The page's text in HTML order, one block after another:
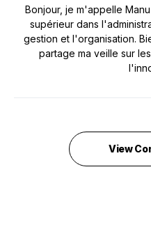
Bonjour, je m'appelle
supérieur dans
gestion et l'organisation.
partage ma veille sur
View